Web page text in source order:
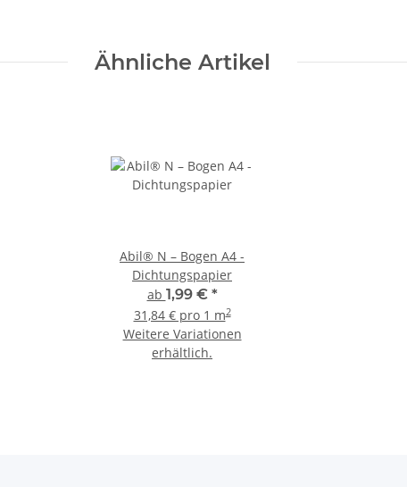
Ähnliche Artikel
Abil® N – Bogen A4 -
Dichtungspapier
ab 1,99 € *
31,84 € pro 1 m2
Weitere Variationen
erhältlich.